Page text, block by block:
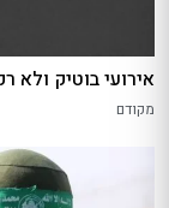
אירועי בוטיק ולא
מקודם